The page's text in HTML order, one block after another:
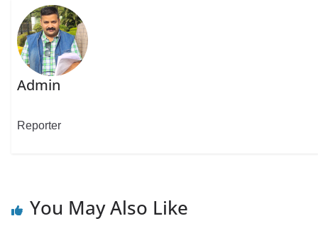
Admin
Reporter
You May Also Like